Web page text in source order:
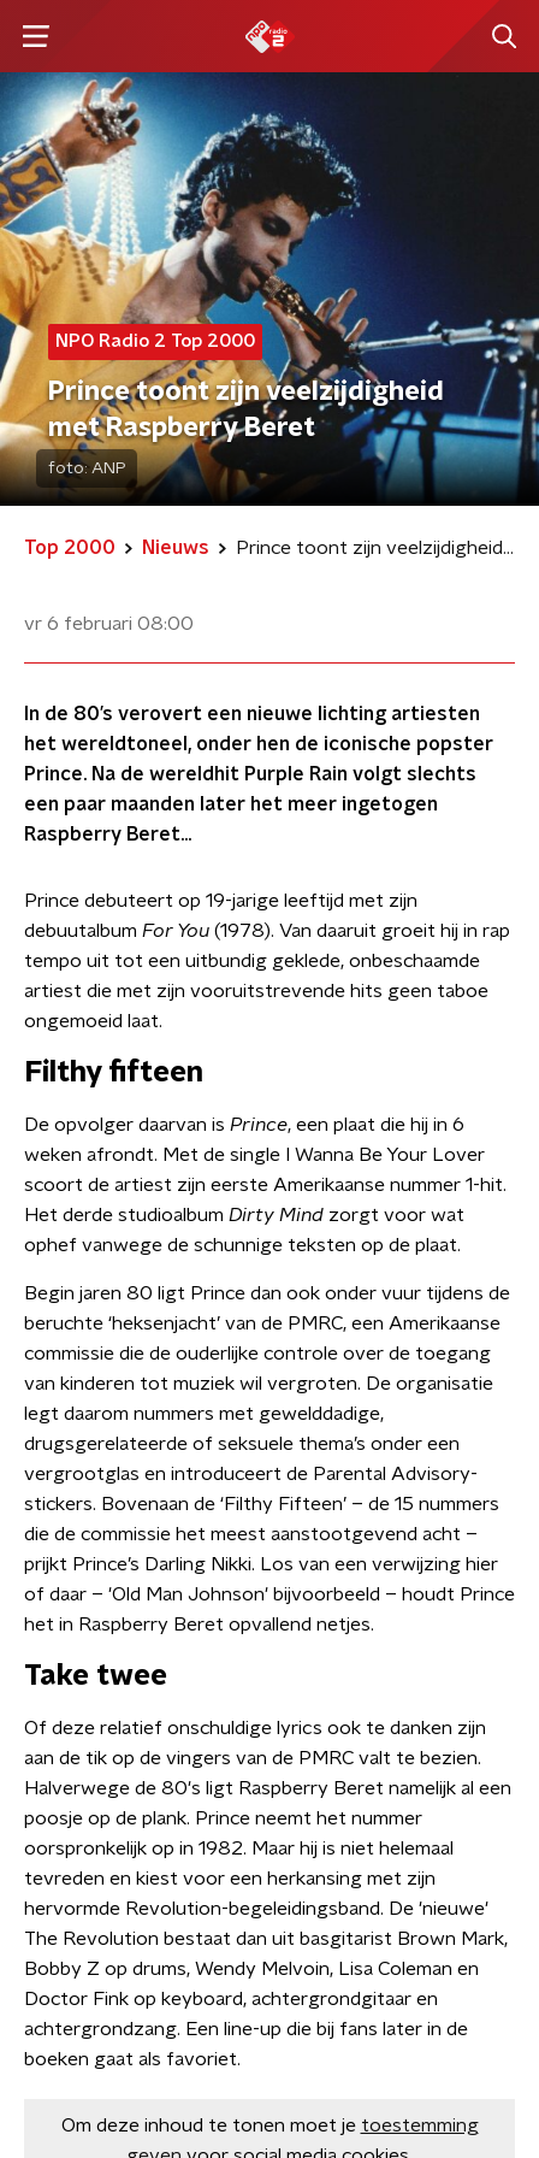
NPO Radio 2 Top 2000
Prince toont zijn veelzijdigheid
met Raspberry Beret
foto:ANP
Top 2000 Nieuws Prince toont zijn veelzijdigheid met Raspberry Beret
vr 6 februari 08:00
In de 80’s verovert een nieuwe lichting artiesten
het wereldtoneel, onder hen de iconische popster
Prince. Na de wereldhit Purple Rain volgt slechts
een paar maanden later het meer ingetogen
Raspberry Beret…
Prince debuteert op 19-jarige leeftijd met zijn
debuutalbum For You (1978). Van daaruit groeit hij in rap
tempo uit tot een uitbundig geklede, onbeschaamde
artiest die met zijn vooruitstrevende hits geen taboe
ongemoeid laat.
Filthy fifteen
De opvolger daarvan is Prince, een plaat die hij in 6
weken afrondt. Met de single I Wanna Be Your Lover
scoort de artiest zijn eerste Amerikaanse nummer 1-hit.
Het derde studioalbum Dirty Mind zorgt voor wat
ophef vanwege de schunnige teksten op de plaat.
Begin jaren 80 ligt Prince dan ook onder vuur tijdens de
beruchte ‘heksenjacht’ van de PMRC, een Amerikaanse
commissie die de ouderlijke controle over de toegang
van kinderen tot muziek wil vergroten. De organisatie
legt daarom nummers met gewelddadige,
drugsgerelateerde of seksuele thema’s onder een
vergrootglas en introduceert de Parental Advisory-
stickers. Bovenaan de ‘Filthy Fifteen’ – de 15 nummers
die de commissie het meest aanstootgevend acht –
prijkt Prince’s Darling Nikki. Los van een verwijzing hier
of daar – 'Old Man Johnson' bijvoorbeeld – houdt Prince
het in Raspberry Beret opvallend netjes.
Take twee
Of deze relatief onschuldige lyrics ook te danken zijn
aan de tik op de vingers van de PMRC valt te bezien.
Halverwege de 80's ligt Raspberry Beret namelijk al een
poosje op de plank. Prince neemt het nummer
oorspronkelijk op in 1982. Maar hij is niet helemaal
tevreden en kiest voor een herkansing met zijn
hervormde Revolution-begeleidingsband. De 'nieuwe'
The Revolution bestaat dan uit basgitarist Brown Mark,
Bobby Z op drums, Wendy Melvoin, Lisa Coleman en
Doctor Fink op keyboard, achtergrondgitaar en
achtergrondzang. Een line-up die bij fans later in de
boeken gaat als favoriet.
Om deze inhoud te tonen moet je toestemming